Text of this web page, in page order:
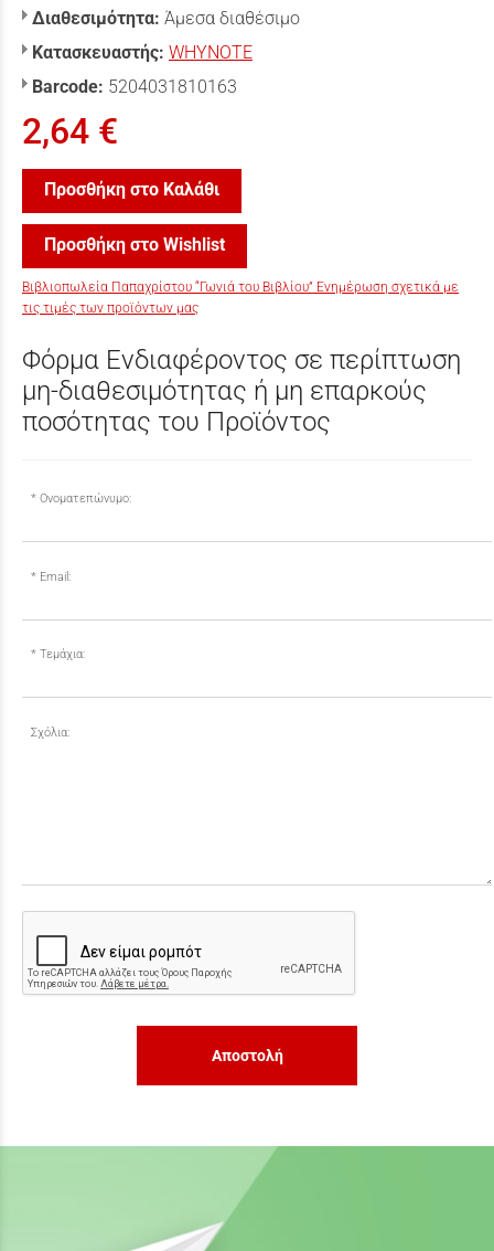
Διαθεσιμότητα: Άμεσα διαθέσιμο
Κατασκευαστής: WHYNOTE
Barcode: 5204031810163
2,64 €
Προσθήκη στο Καλάθι
Προσθήκη στο Wishlist
Βιβλιοπωλεία Παπαχρίστου “Γωνιά του Βιβλίου” Ενημέρωση σχετικά με
τις τιμές των προϊόντων μας
Φόρμα Ενδιαφέροντος σε περίπτωση
μη-διαθεσιμότητας ή μη επαρκούς
ποσότητας του Προϊόντος
Ονοματεπώνυμο:
Email:
Τεμάχια:
Σχόλια:
Αποστολή